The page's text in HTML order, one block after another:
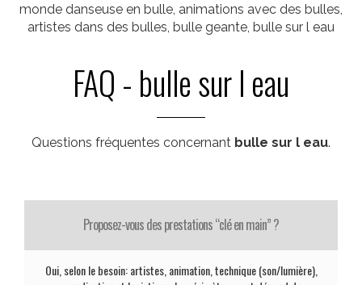
monde danseuse en bulle, animations avec des bulles,
artistes dans des bulles, bulle geante, bulle sur l eau
FAQ - bulle sur l eau
Questions fréquentes concernant bulle sur l eau.
Proposez-vous des prestations “clé en main” ?
Oui, selon le besoin: artistes, animation, technique (son/lumière),